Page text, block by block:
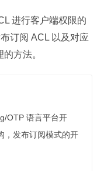
进行客户端权限的
订阅 ACL 以及对应
方法。
OTP 语言平台开
，发布订阅模式的开